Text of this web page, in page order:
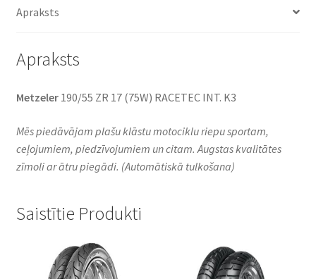
Apraksts
Apraksts
Metzeler190/55 ZR 17 (75W) RACETEC INT. K3
Mēs piedāvājam plašu klāstu motociklu riepu sportam,
ceļojumiem, piedzīvojumiem un citam. Augstas kvalitātes
zīmoli ar ātru piegādi. (Automātiskā tulkošana)
Saistītie Produkti